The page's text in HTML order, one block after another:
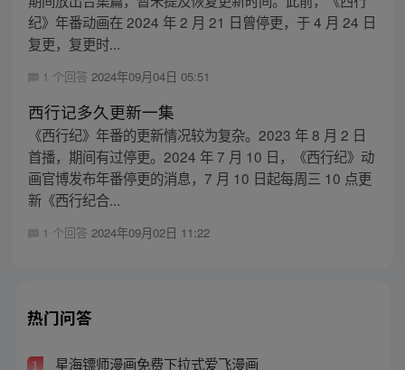
纪》年番动画在 2024 年 2 月 21 日曾停更，于 4 月 24 日
复更，复更时...
1 个回答 2024年09月04日 05:51
西行记多久更新一集
《西行纪》年番的更新情况较为复杂。2023 年 8 月 2 日
首播，期间有过停更。2024 年 7 月 10 日，《西行纪》动
画官博发布年番停更的消息，7 月 10 日起每周三 10 点更
新《西行纪合...
1 个回答 2024年09月02日 11:22
热门问答
1 星海镖师漫画免费下拉式爱飞漫画